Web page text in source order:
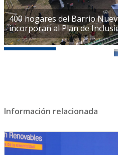
400 hogares del Barrio
incorporan al Plan de
Información relacionada